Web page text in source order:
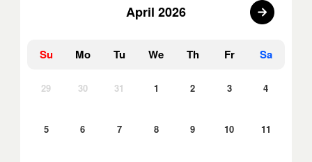
April 2026
Su Mo Tu We Th Fr Sa
29 30 31 1 2 3 4
5 6 7 8 9 10 11